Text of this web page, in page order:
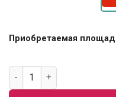
Приобретаемая
Количество товара